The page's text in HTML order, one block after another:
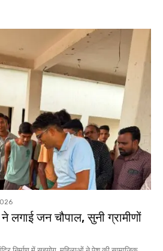
ने लगाई जन चौपाल, सुनी ग्रामीणों